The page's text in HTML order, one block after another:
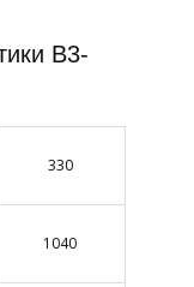
В3-
330
1040